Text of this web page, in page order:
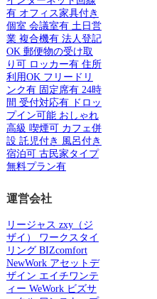
有オフィス家具付き
個室 会議室有土日営
業複合機有法人登記
OK郵便物の受け取
り可ロッカー有住所
利用OKフリードリ
ンク有固定席有24時
間 受付対応有ドロッ
プイン可能おしゃれ
高級 喫煙可カフェ併
設 託児付き 風呂付き
宿泊可古民家タイプ
無料プラン有
運営会社
リージャス zxy（ジ
ザイ）
ワークスタイ
リングBIZcomfort
NewWorkアセットデ
ザイン エイチワンテ
ィー WeWorkビズサ